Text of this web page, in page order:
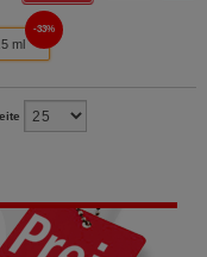
ml
33%